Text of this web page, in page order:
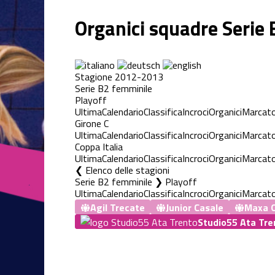
Organici squadre
Stagione 2012-2013
Serie B2 femminile
Playoff
UltimaCalendarioClassificaIncrociOrganici
Girone C
UltimaCalendarioClassificaIncrociOrganici
Coppa Italia
UltimaCalendarioClassificaIncrociOrganici
Elenco delle stagioni
Serie B2 femminile ❯ Playoff
UltimaCalendarioClassificaIncrociOrganici
Agil Trecate
Junior Casale
Maxa
Studio55 Ata